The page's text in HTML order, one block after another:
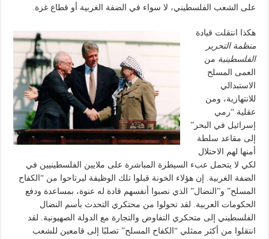
على الشعب الفلسطيني، لا سواء في الضفة الغربية أو قطاع غزة.
هكذا انتقلت قيادة
منظمة التحرير
الفلسطينية من
العمى المسلح
الاستبدالي
للانتهازية، ومن
عقلية “رمي
إسرائيل في البحر”
إلى مقاعد سلطة
أمنها لهم الاحتلال
لكي لا يتحمل عبء السيطرة المباشرة على ملايين الفلسطينيين في
الضفة الغربية. إن هؤلاء الخونة قبلوا تلك الوظيفة ليرتاحوا من “الكفاح
المسلح” و”النضال” الذي نصبوا أنفسهم قادة له عنوة، بمساعدة ودفع
الحكومات العربية. لقد تحولوا من محتكري التحدث بأسم النضال
الفلسطيني إلى متحكري التفاوض والتجارة مع الدولة الصهيونية. لقد
انتقلوا من أكثر ممثلي “الكفاح المسلح” تصلبًا إلى قامعين للشعب